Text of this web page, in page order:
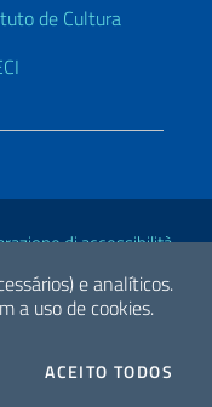
e analíticos.
a uso de cookies.
COOKIESACEITO TODOS
de Cultura
di accessibilità